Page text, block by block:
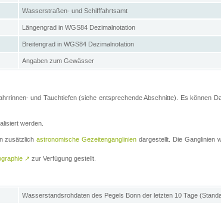
Wasserstraßen- und Schifffahrtsamt
Längengrad in WGS84 Dezimalnotation
Breitengrad in WGS84 Dezimalnotation
Angaben zum Gewässer
und Tauchtiefen (siehe entsprechende Abschnitte). Es können
werden.
zusätzlichastronomische Gezeitenganglinien dargestellt. Die Ganglinien
↗ zur Verfügung gestellt.
Wasserstandsrohdaten des Pegels Bonn der letzten 10 Tage